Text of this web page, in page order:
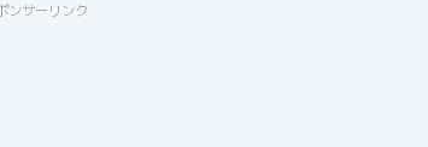
ンサーリンク